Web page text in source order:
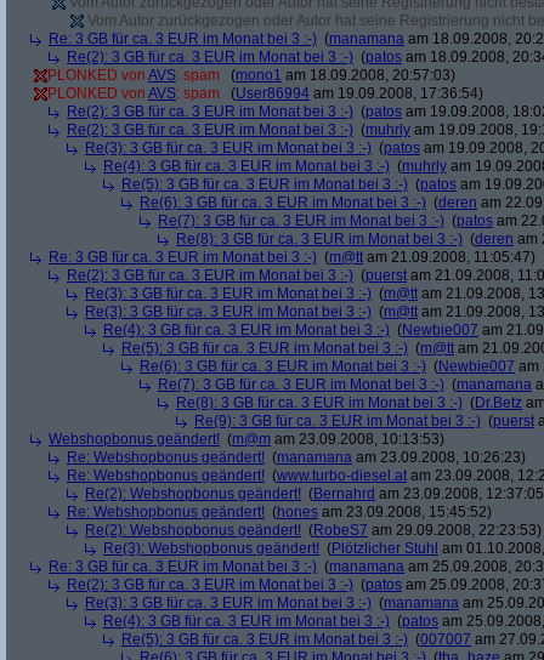
Vom Autor zurückgezogen oder Autor hat seine Registrierung nicht
Re: 3 GB für ca. 3 EUR im Monat bei 3 :-) (manamana am 18.09.2008,
Re(2): 3 GB für ca. 3 EUR im Monat bei 3 :-) (patos am 18.09.2008,
PLONKED von AVS: spam (mono1 am 18.09.2008, 20:57:03)
PLONKED von AVS: spam (User86994 am 19.09.2008, 17:36:54)
Re(2): 3 GB für ca. 3 EUR im Monat bei 3 :-) (patos am 19.09.2008,
Re(2): 3 GB für ca. 3 EUR im Monat bei 3 :-) (muhrly am 19.09.2008,
Re(3): 3 GB für ca. 3 EUR im Monat bei 3 :-) (patos am 19.09.2008,
Re(4): 3 GB für ca. 3 EUR im Monat bei 3 :-) (muhrly am
Re(5): 3 GB für ca. 3 EUR im Monat bei 3 :-) (patos am
Re(6): 3 GB für ca. 3 EUR im Monat bei 3 :-) (deren am
Re(7): 3 GB für ca. 3 EUR im Monat bei 3 :-) (patos am
Re(8): 3 GB für ca. 3 EUR im Monat bei 3 :-) (deren am
Re: 3 GB für ca. 3 EUR im Monat bei 3 :-) (m@tt am 21.09.2008, 11:05:47)
Re(2): 3 GB für ca. 3 EUR im Monat bei 3 :-) (puerst am 21.09.2008,
Re(3): 3 GB für ca. 3 EUR im Monat bei 3 :-) (m@tt am 21.09.2008,
Re(3): 3 GB für ca. 3 EUR im Monat bei 3 :-) (m@tt am 21.09.2008,
Re(4): 3 GB für ca. 3 EUR im Monat bei 3 :-) (Newbie007 am
Re(5): 3 GB für ca. 3 EUR im Monat bei 3 :-) (m@tt am
Re(6): 3 GB für ca. 3 EUR im Monat bei 3 :-) (Newbie007 am
Re(7): 3 GB für ca. 3 EUR im Monat bei 3 :-) (manamana
Re(8): 3 GB für ca. 3 EUR im Monat bei 3 :-) (Dr.Betz
Re(9): 3 GB für ca. 3 EUR im Monat bei 3 :-) (puerst
Webshopbonus geändert! (m@m am 23.09.2008, 10:13:53)
Re: Webshopbonus geändert! (manamana am 23.09.2008, 10:26:23)
Re: Webshopbonus geändert! (www.turbo-diesel.at am 23.09.2008,
Re(2): Webshopbonus geändert! (Bernahrd am 23.09.2008,
Re: Webshopbonus geändert! (hones am 23.09.2008, 15:45:52)
Re(2): Webshopbonus geändert! (RobeS7 am 29.09.2008, 22:23:53)
Re(3): Webshopbonus geändert! (Plötzlicher Stuhl am
Re: 3 GB für ca. 3 EUR im Monat bei 3 :-) (manamana am 25.09.2008,
Re(2): 3 GB für ca. 3 EUR im Monat bei 3 :-) (patos am 25.09.2008,
Re(3): 3 GB für ca. 3 EUR im Monat bei 3 :-) (manamana am
Re(4): 3 GB für ca. 3 EUR im Monat bei 3 :-) (patos am
Re(5): 3 GB für ca. 3 EUR im Monat bei 3 :-) (007007 am